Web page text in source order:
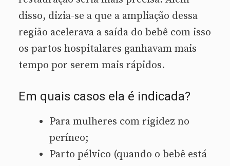
disso, dizia-se a que a ampliação dessa
região acelerava a saída do bebê com isso
os partos hospitalares ganhavam mais
tempo por serem mais rápidos.
Em quais casos ela é indicada?
Para mulheres com rigidez no
períneo;
Parto pélvico (quando o bebê está